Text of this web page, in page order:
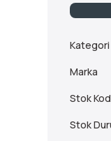
Kategori
Marka
Stok
Stok